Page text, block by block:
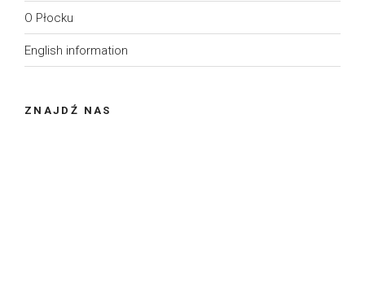
O Płocku
English information
ZNAJDŹ NAS